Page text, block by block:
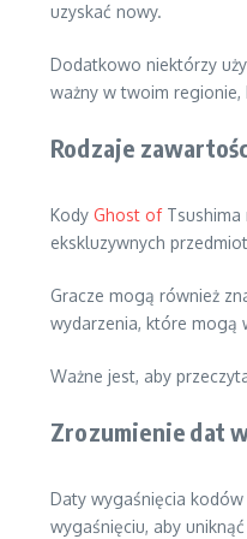
uzyskać nowy.
Dodatkowo niektórzy
ważny w twoim
Rodzaje
Kody Ghost ofTsushima
ekskluzywnych
Gracze mogą również
wydarzenia, które mogą
Ważne jest, aby
Zrozumienie dat
Daty wygaśnięcia
wygaśnięciu, aby